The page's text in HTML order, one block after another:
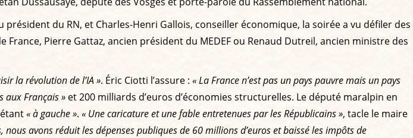
du RN, et Charles-Henri Gallois, conseiller économique, la soirée a vu défiler des
Pierre Gattaz, ancien président du MEDEF ou Renaud Dutreil, ancien ministre des
la révolution de l’IA ». Éric Ciotti l’assure : « La France n’est pas un pays pauvre mais un pays
aux Français »et 200 milliards d’euros d’économies structurelles. Le député maralpin en
« à gauche ». « Une caricature et une fable entretenues par les Républicains », tacle le maire
nous avons réduit les dépenses publiques de 60 millions d’euros et baissé les impôts de